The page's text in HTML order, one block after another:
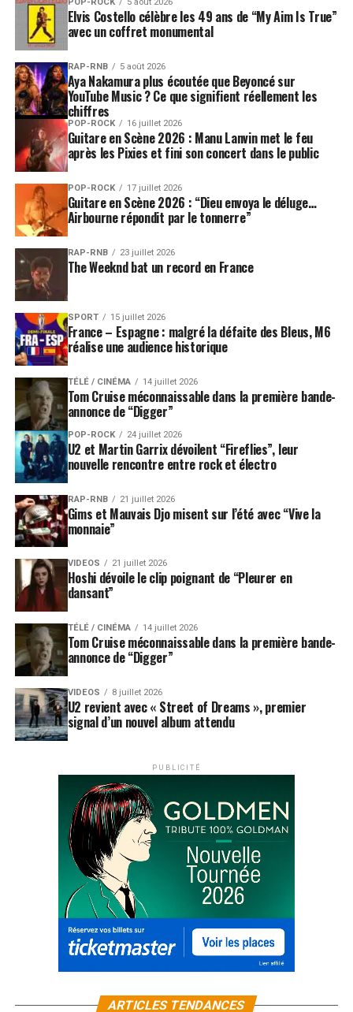
Elvis Costello célèbre les 49 ans de “My Aim Is True”
avec un coffret monumental
RAP-RNB 5 août 2026
Aya Nakamura plus écoutée que Beyoncé sur
YouTube Music ? Ce que signifient réellement les
chiffres
POP-ROCK 16 juillet 2026
Guitare en Scène 2026 : Manu Lanvin met le feu
après les Pixies et fini son concert dans le public
POP-ROCK 17 juillet 2026
Guitare en Scène 2026 : “Dieu envoya le déluge…
Airbourne répondit par le tonnerre”
RAP-RNB 23 juillet 2026
The Weeknd bat un record en France
SPORT 15 juillet 2026
France – Espagne : malgré la défaite des Bleus, M6
réalise une audience historique
TÉLÉ / CINÉMA 14 juillet 2026
Tom Cruise méconnaissable dans la première bande-
annonce de “Digger”
POP-ROCK 24 juillet 2026
U2 et Martin Garrix dévoilent “Fireflies”, leur
nouvelle rencontre entre rock et électro
RAP-RNB 21 juillet 2026
Gims et Mauvais Djo misent sur l’été avec “Vive la
monnaie”
VIDEOS 21 juillet 2026
Hoshi dévoile le clip poignant de “Pleurer en
dansant”
TÉLÉ / CINÉMA 14 juillet 2026
Tom Cruise méconnaissable dans la première bande-
annonce de “Digger”
VIDEOS 8 juillet 2026
U2 revient avec « Street of Dreams », premier
signal d’un nouvel album attendu
PUBLICITÉ
ARTICLES TENDANCES